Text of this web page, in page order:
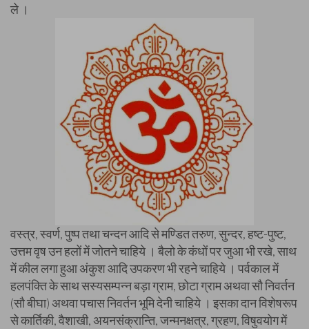
ले ।
वस्त्र, स्वर्ण, पुष्प तथा चन्दन आदि से मण्डित तरुण, सुन्दर, हष्ट-पुष्ट,
उत्तम वृष उन हलों में जोतने चाहिये । बैलो के कंधों पर जुआ भी रखे, साथ
में कील लगा हुआ अंकुश आदि उपकरण भी रहने चाहिये । पर्वकाल में
हलपंक्ति के साथ सस्यसम्पन्न बड़ा ग्राम, छोटा ग्राम अथवा सौ निवर्तन
(सौ बीघा) अथवा पचास निवर्तन भूमि देनी चाहिये । इसका दान विशेषरूप
से कार्तिकी, वैशाखी, अयनसंक्रान्ति, जन्मनक्षत्र, ग्रहण, विषुवयोग में